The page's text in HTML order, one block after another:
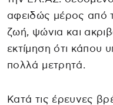
αφειδώς μέρος από
ζωή, ψώνια και
εκτίμηση ότι κάπου
πολλά μετρητά.
Κατά τις έρευνες